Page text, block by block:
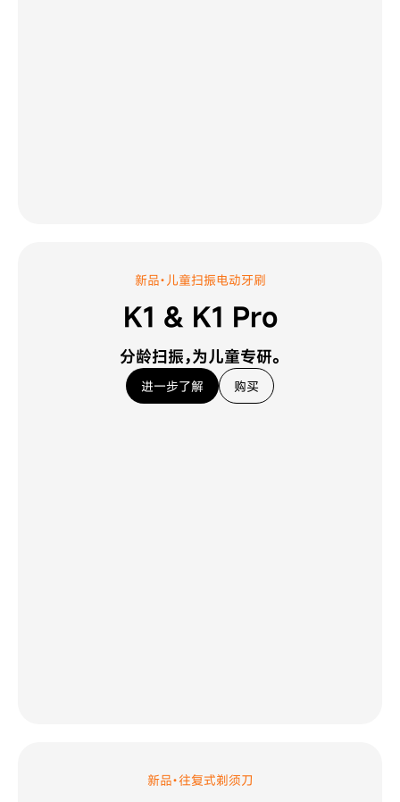
新品·儿童扫振电动牙刷
K1 & K1 Pro
分龄扫振，为儿童专研。
进一步了解 购买
新品·往复式剃须刀